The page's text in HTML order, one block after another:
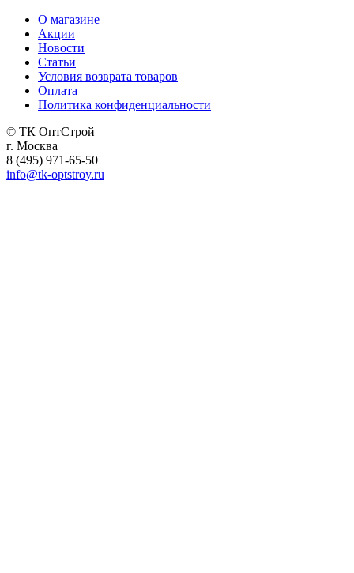
О магазине
Акции
Новости
Статьи
Условия возврата товаров
Оплата
Политика конфиденциальности
© ТК ОптСтрой
г. Москва
8 (495) 971-65-50
info@tk-optstroy.ru